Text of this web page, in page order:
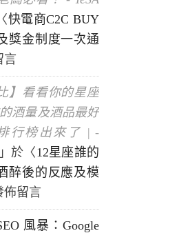
快電商C2C BUY
獎金制度一次通
言
】看看你的星座
酒量及酒品最好
行榜出來了 | -
」於〈 12星座誰的
醉後的反應及模
佈留言
風暴：Google